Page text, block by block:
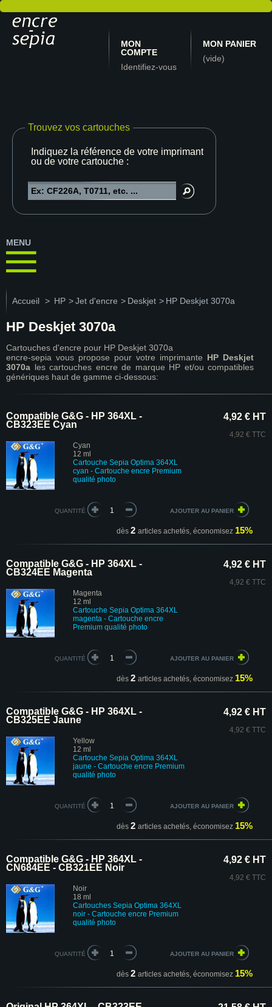
MON
COMPTE
Identifiez-vous
MON PANIER
(vide)
Trouvez vos cartouches
Indiquez la référence de votre imprimante
ou de votre cartouche :
MENU
Accueil > HP >Jet d'encre > Deskjet > HP Deskjet 3070a
HP Deskjet 3070a
Cartouches d'encre pour HP Deskjet 3070a
encre-sepia vous propose pour votre imprimante HP Deskjet
3070a les cartouches encre de marque HP et/ou compatibles
génériques haut de gamme ci-dessous:
Compatible G&G - HP 364XL -
CB323EE Cyan
Cyan
12 ml
Cartouche Sepia Optima 364XL
cyan - Cartouche encre Premium
qualité photo
4,92 € HT
4,92 € TTC
QUANTITÉ
dès 2 articles achetés, économisez 15%
Compatible G&G - HP 364XL -
CB324EE Magenta
Magenta
12 ml
Cartouche Sepia Optima 364XL
magenta - Cartouche encre
Premium qualité photo
4,92 € HT
4,92 € TTC
QUANTITÉ
dès 2 articles achetés, économisez 15%
Compatible G&G - HP 364XL -
CB325EE Jaune
Yellow
12 ml
Cartouche Sepia Optima 364XL
jaune - Cartouche encre Premium
qualité photo
4,92 € HT
4,92 € TTC
QUANTITÉ
dès 2 articles achetés, économisez 15%
Compatible G&G - HP 364XL -
CN684EE - CB321EE Noir
Noir
18 ml
Cartouches Sepia Optima 364XL
noir - Cartouche encre Premium
qualité photo
4,92 € HT
4,92 € TTC
QUANTITÉ
dès 2 articles achetés, économisez 15%